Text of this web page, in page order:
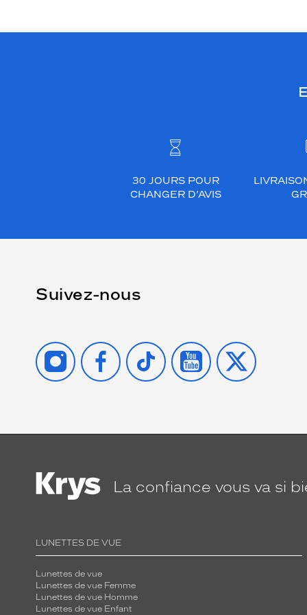
30 JOURS POUR
CHANGER D’AVIS
Suivez-nous
INSTAGRAMFACEBOOK
TIKTOK YOUTUBE
X
La confiance vous va si
LUNETTES DE VUE
Lunettes de vue
Lunettes de vue Femme
Lunettes de vue Homme
Lunettes de vue Enfant